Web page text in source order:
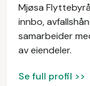
Mjøsa
innbo,
samarbeider
av eiendeler.
Se full profil >>